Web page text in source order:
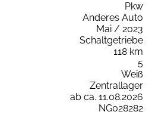
Pkw
Anderes Auto
Mai / 2023
Schaltgetriebe
118 km
5
Weiß
Zentrallager
ab ca. 11.08.2026
NG028282